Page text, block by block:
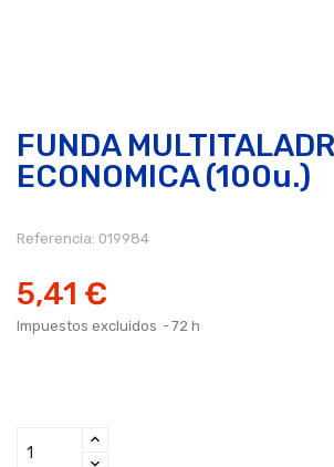
FUNDA
ECONOMICA (100u.)
Referencia: 019984
5,41 €
Impuestos excluidos 72 h